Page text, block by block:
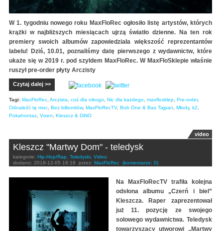
W 1. tygodniu nowego roku MaxFloRec ogłosiło listę artystów, których
krążki w najbliższych miesiącach ujrzą światło dzienne. Na ten rok
premiery swoich albumów zapowiedziała większość reprezentantów
labelu! Dziś, 10.01, poznaliśmy datę pierwszego z wydawnictw, które
ukaże się w 2019 r. pod szyldem MaxFloRec. W MaxFloSklepie właśnie
ruszył pre-order płyty Arczisty
Czytaj dalej >>
Tagi: MaxFloRec Arczista coś dla nikogo Nic dla każdego maxflosklep Pre-order,
Odnaleźć tę moc Bez bilbordów, MaxFloRecTV, Bob One & Bas Tajpan Młody, k2
Pokahontaz Vixen Kleszcz & DiNO
video
Kleszcz "Martwy Dom" - teledysk
kategorie: Hip-Hop/Rap Teledyski Video
dodano: 2018-12-05 16:18 przez: MaxFloRec (komentarze: 0)
Na MaxFloRecTV trafiła kolejna
odsłona albumu „Czerń i biel”
Kleszcza. Raper zaprezentował
już 11. pozycję ze swojego
solowego wydawnictwa. Teledysk
towarzyszący utworowi „Martwy